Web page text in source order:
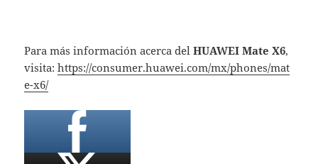
Para más información acerca delHUAWEI Mate X6,
visita:https://consumer.huawei.com/mx/phones/mat
e-x6/